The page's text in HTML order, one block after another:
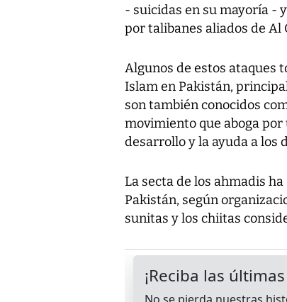
- suicidas en su mayoría -
por talibanes aliados de Al
Algunos de estos ataques
Islam en Pakistán,
son también conocidos
movimiento que aboga
desarrollo y la ayuda a los
La secta de los ahmadis
Pakistán, según
sunitas y los chiitas